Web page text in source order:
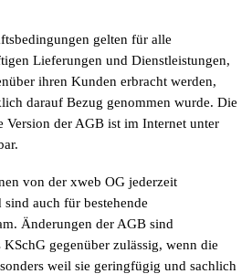
gelten für alle
Lieferungen und Dienstleistungen,
ihren Kunden erbracht werden,
darauf Bezug genommen wurde. Die
Version der AGB ist im Internet unter
von der xweb OG jederzeit
auch für bestehende
Änderungen der AGB sind
gegenüber zulässig, wenn die
weil sie geringfügig und sachlich